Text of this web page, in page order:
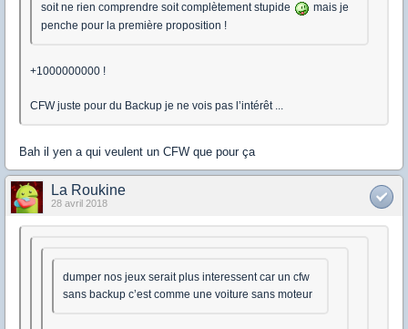
soit ne rien comprendre soit complètement stupide
mais je
penche pour la première proposition !
+1000000000 !
CFW juste pour du Backup je ne vois pas l’intérêt ...
Bah il yen a qui veulent un CFW que pour ça
La Roukine
28 avril 2018
dumper nos jeux serait plus interessent car un cfw
sans backup c’est comme une voiture sans moteur